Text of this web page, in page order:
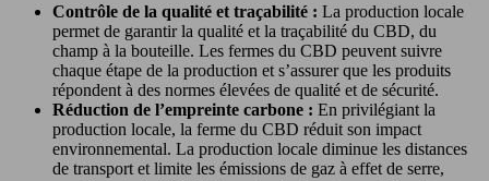
Contrôle de la qualité et traçabilité : La production locale
permet de garantir la qualité et la traçabilité du CBD, du
champ à la bouteille. Les fermes du CBD peuvent suivre
chaque étape de la production et s’assurer que les produits
répondent à des normes élevées de qualité et de sécurité.
Réduction de l’empreinte carbone : En privilégiant la
production locale, la ferme du CBD réduit son impact
environnemental. La production locale diminue les distances
de transport et limite les émissions de gaz à effet de serre,